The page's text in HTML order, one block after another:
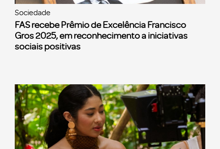
Sociedade
FAS recebe Prêmio de Excelência Francisco
Gros 2025, em reconhecimento a iniciativas
sociais positivas